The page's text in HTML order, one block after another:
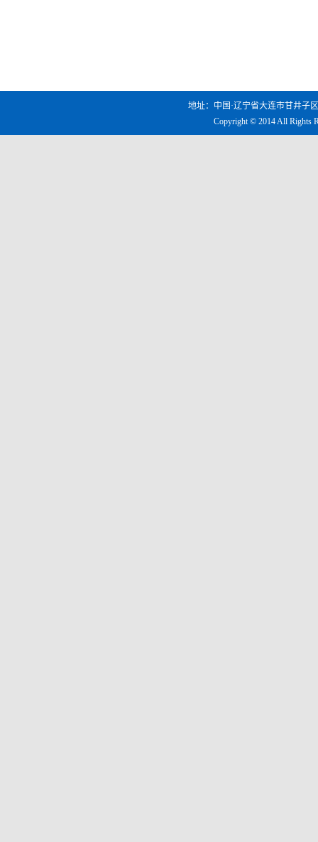
地址：中国·辽宁省大连市甘井子
Copyright © 2014 All Rights